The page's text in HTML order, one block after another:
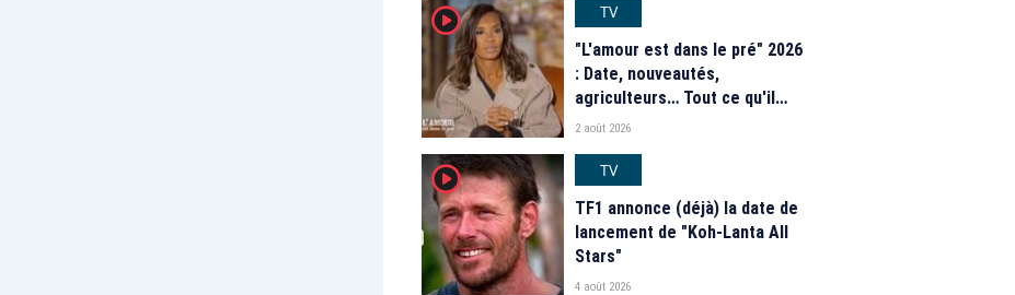
player2
TV
"L'amour est dans le pré" 2026
: Date, nouveautés,
agriculteurs… Tout ce qu'il
faut savoir sur la saison 21 du
2 août 2026
player2
TV
TF1 annonce (déjà) la date de
lancement de "Koh-Lanta All
Stars"
4 août 2026